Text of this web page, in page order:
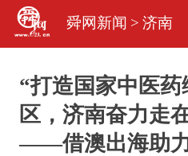
舜网新闻 > 济南
“打造国家中医
区，济南奋力走
——借澳出海助